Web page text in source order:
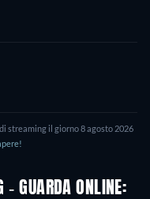
streaming il giorno 8 agosto 2026
- GUARDA ONLINE: